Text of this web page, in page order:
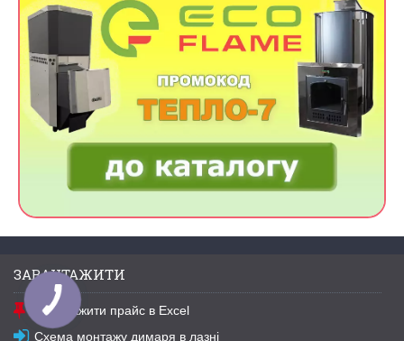
ЗАВАНТАЖИТИ
Завантажити прайс в Excel
Схема монтажу димаря в лазні